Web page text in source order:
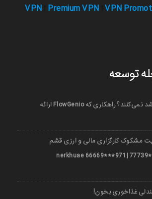
VPN Premium VPN VPN
توسعه
چرا بیشتر تریدرها رشد نمی‌کنند؟ راهکاری که FlowGenio ارائه
مشکوک کارگزاری مالی و ارزی قشم
501036018 | 971***77739 | 971***66669 nerkhuae
غذاخوری بخون!